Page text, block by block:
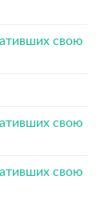
свою
свою
свою